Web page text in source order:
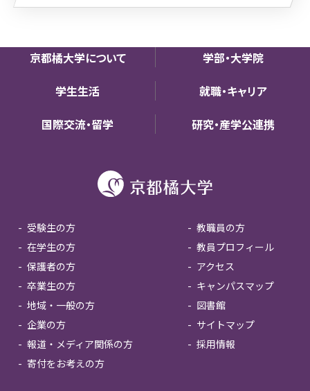
京都橘大学について 学部・大学院
学生生活 就職・キャリア
国際交流・留学 研究・産学公連携
受験生の方
在学生の方
保護者の方
卒業生の方
地域・一般の方
企業の方
報道・メディア関係の方
寄付をお考えの方
教職員の方
教員プロフィール
アクセス
キャンパスマップ
図書館
サイトマップ
採用情報